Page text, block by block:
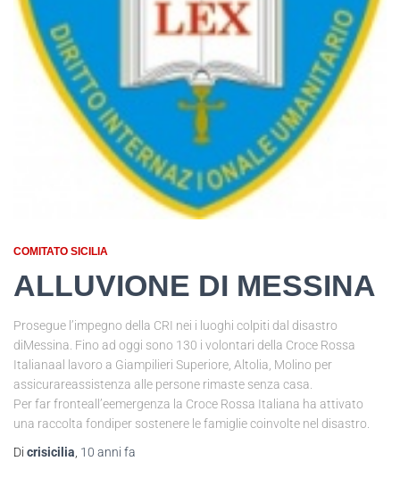
COMITATO SICILIA
ALLUVIONE DI MESSINA
Prosegue l’impegno della CRI nei i luoghi colpiti dal disastro
diMessina. Fino ad oggi sono 130 i volontari della Croce Rossa
Italianaal lavoro a Giampilieri Superiore, Altolia, Molino per
assicurareassistenza alle persone rimaste senza casa.
Per far fronteall’eemergenza la Croce Rossa Italiana ha attivato
una raccolta fondiper sostenere le famiglie coinvolte nel disastro.
Di crisicilia 10 anni fa